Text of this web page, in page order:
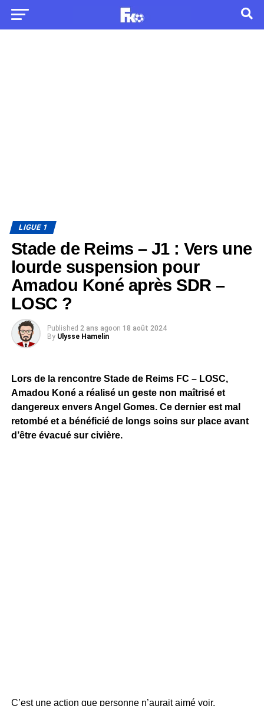
LIGUE 1
Stade de Reims – J1 : Vers une
lourde suspension pour
Amadou Koné après SDR –
LOSC ?
Published 2 ans agoon 18 août 2024
By Ulysse Hamelin
Lors de la rencontre Stade de Reims FC – LOSC,
Amadou Koné a réalisé un geste non maîtrisé et
dangereux envers Angel Gomes. Ce dernier est mal
retombé et a bénéficié de longs soins sur place avant
d’être évacué sur civière.
C’est une action que personne n’aurait aimé voir.